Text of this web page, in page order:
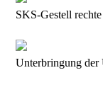
SKS-Gestell
Unterbringung der